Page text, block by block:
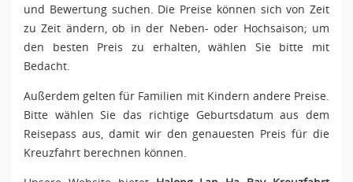
und Bewertung suchen. Die Preise können sich von Zeit
zu Zeit ändern, ob in der Neben- oder Hochsaison; um
den besten Preis zu erhalten, wählen Sie bitte mit
Bedacht.
Außerdem gelten für Familien mit Kindern andere Preise.
Bitte wählen Sie das richtige Geburtsdatum aus dem
Reisepass aus, damit wir den genauesten Preis für die
Kreuzfahrt berechnen können.